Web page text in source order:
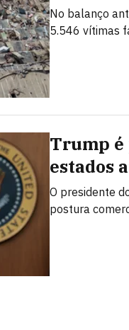
No balanço
5.546 vítimas
Trump é
estados
O presidente
postura